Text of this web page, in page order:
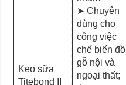
Keo sữa
Titebond II
➤ Chuyên
dùng cho
công việc
chế biến đồ
gỗ nội và
ngoại thất;